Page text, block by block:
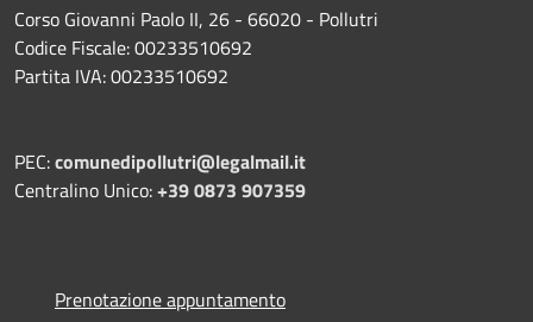
Corso Giovanni Paolo II, 26 - 66020 - Pollutri
Codice Fiscale: 00233510692
Partita IVA: 00233510692
PEC:comunedipollutri@legalmail.it
Centralino Unico:+39 0873 907359
Prenotazione appuntamento